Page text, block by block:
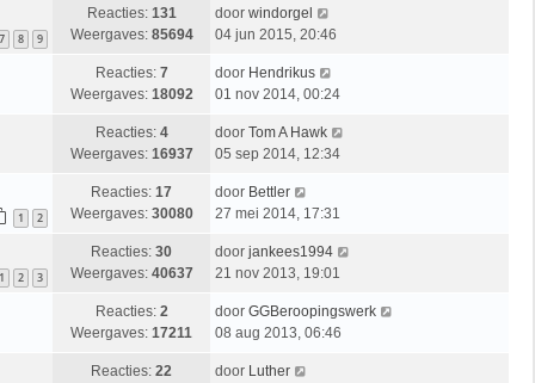
7 8 9
Reacties: 131
Weergaves: 85694
door windorgel
04 jun 2015, 20:46
Reacties: 7
Weergaves: 18092
door Hendrikus
01 nov 2014, 00:24
Reacties: 4
Weergaves: 16937
door Tom A Hawk
05 sep 2014, 12:34
1 2
Reacties: 17
Weergaves: 30080
door Bettler
27 mei 2014, 17:31
1 2 3
Reacties: 30
Weergaves: 40637
door jankees1994
21 nov 2013, 19:01
Reacties: 2
Weergaves: 17211
door GGBeroopingswerk
08 aug 2013, 06:46
Reacties: 22
door Luther